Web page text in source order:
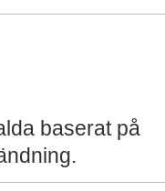
baserat på